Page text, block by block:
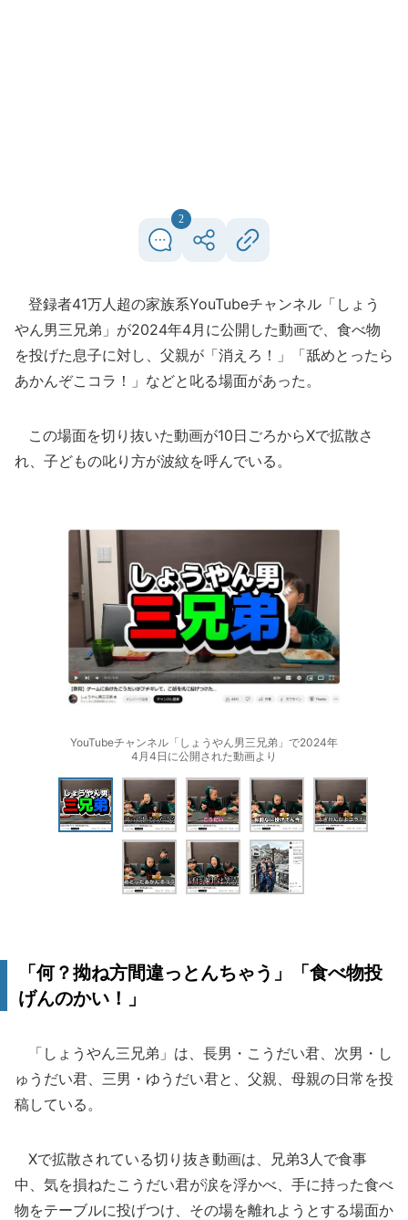
2
登録者41万人超の家族系YouTubeチャンネル「しょう
やん男三兄弟」が2024年4月に公開した動画で、食べ物
を投げた息子に対し、父親が「消えろ！」「舐めとったら
あかんぞこコラ！」などと叱る場面があった。
この場面を切り抜いた動画が10日ごろからXで拡散さ
れ、子どもの叱り方が波紋を呼んでいる。
YouTubeチャンネル「しょうやん男三兄弟」で2024年
4月4日に公開された動画より
「何？拗ね方間違っとんちゃう」「食べ物投
げんのかい！」
「しょうやん三兄弟」は、長男・こうだい君、次男・し
ゅうだい君、三男・ゆうだい君と、父親、母親の日常を投
稿している。
Xで拡散されている切り抜き動画は、兄弟3人で食事
中、気を損ねたこうだい君が涙を浮かべ、手に持った食べ
物をテーブルに投げつけ、その場を離れようとする場面か